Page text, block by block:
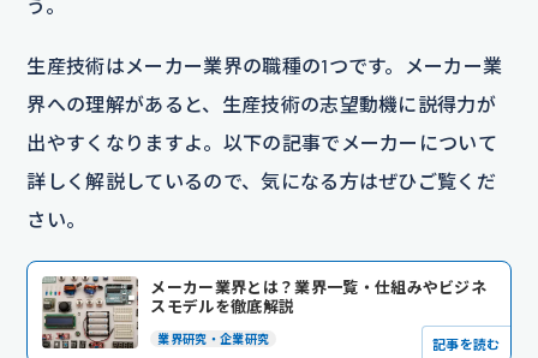
う。
生産技術はメーカー業界の職種の1つです。メーカー業
界への理解があると、生産技術の志望動機に説得力が
出やすくなりますよ。以下の記事でメーカーについて
詳しく解説しているので、気になる方はぜひご覧くだ
さい。
メーカー業界とは？業界一覧・仕組みやビジネ
スモデルを徹底解説
業界研究・企業研究 記事を読む